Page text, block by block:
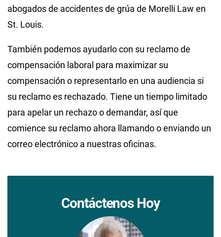
abogados de accidentes de grúa de Morelli Law en
St. Louis.
También podemos ayudarlo con su reclamo de
compensación laboral para maximizar su
compensación o representarlo en una audiencia si
su reclamo es rechazado. Tiene un tiempo limitado
para apelar un rechazo o demandar, así que
comience su reclamo ahora llamando o enviando un
correo electrónico a nuestras oficinas.
Contáctenos Hoy